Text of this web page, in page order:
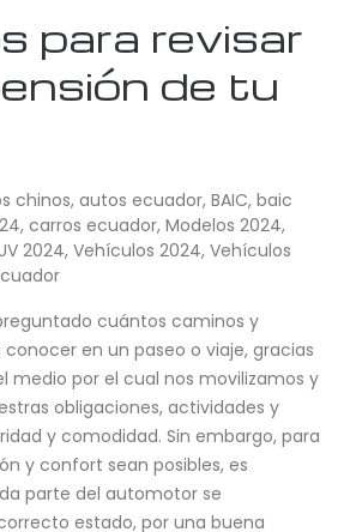
para revisar
de tu
chinos,autos ecuador,BAIC,baic
,carros ecuador,Modelos 2024,
2024,Vehículos 2024,Vehículos
cuántos caminos y
en un paseo o viaje, gracias
medio por el cual nos movilizamos y
obligaciones, actividades y
y comodidad. Sin embargo, para
y confort sean posibles, es
parte del automotor se
estado, por una buena